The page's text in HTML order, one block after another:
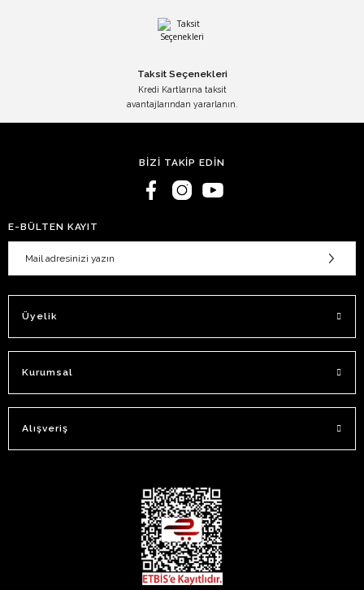
Taksit Seçenekleri
Kredi Kartlarına taksit
avantajlarından yararlanın.
BİZİ TAKİP EDİN
E-BÜLTEN KAYIT
Üyelik
Kurumsal
Alışveriş